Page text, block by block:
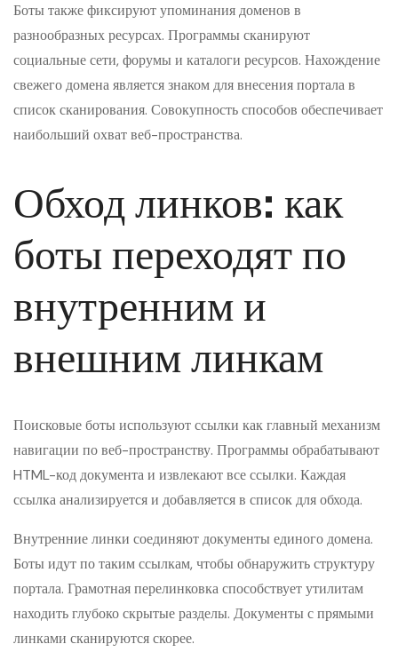
Боты также фиксируют упоминания доменов в
разнообразных ресурсах. Программы сканируют
социальные сети, форумы и каталоги ресурсов. Нахождение
свежего домена является знаком для внесения портала в
список сканирования. Совокупность способов обеспечивает
наибольший охват веб-пространства.
Обход линков: как
боты переходят по
внутренним и
внешним линкам
Поисковые боты используют ссылки как главный механизм
навигации по веб-пространству. Программы обрабатывают
HTML-код документа и извлекают все ссылки. Каждая
ссылка анализируется и добавляется в список для обхода.
Внутренние линки соединяют документы единого домена.
Боты идут по таким ссылкам, чтобы обнаружить структуру
портала. Грамотная перелинковка способствует утилитам
находить глубоко скрытые разделы. Документы с прямыми
линками сканируются скорее.